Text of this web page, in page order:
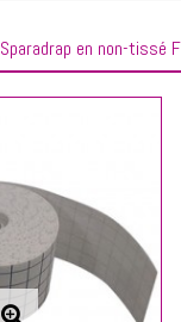
Sparadrap en non-tissé